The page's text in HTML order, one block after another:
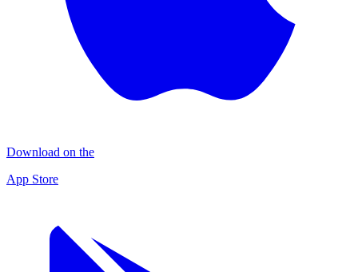
Download on the
App Store